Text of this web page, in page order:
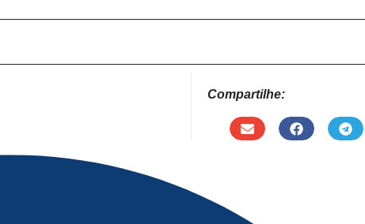
Compartilhe: